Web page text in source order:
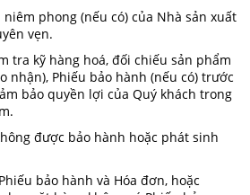
phong (nếu có) của Nhà sản xuất
vẹn.
tra kỹ hàng hoá, đối chiếu sản phẩm
nhận), Phiếu bảo hành (nếu có) trước
bảo quyền lợi của Quý khách trong
được bảo hành hoặc phát sinh
bảo hành và Hóa đơn, hoặc